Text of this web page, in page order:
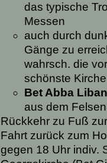
das typische
Messen
auch durch
Gänge zu
wahrsch. die
schönste
Bet Abba
aus dem
Rückkehr zu Fuß
Fahrt zurück zum
gegen 18 Uhr indiv.